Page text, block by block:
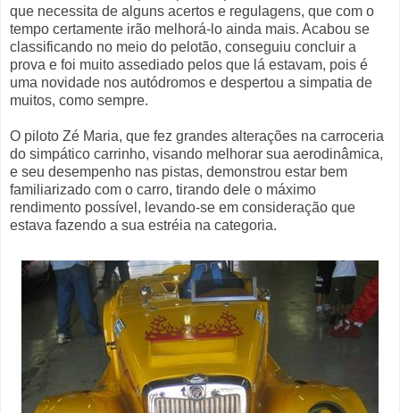
que necessita de alguns acertos e regulagens, que com o
tempo certamente irão melhorá-lo ainda mais. Acabou se
classificando no meio do pelotão, conseguiu concluir a
prova e foi muito assediado pelos que lá estavam, pois é
uma novidade nos autódromos e despertou a simpatia de
muitos, como sempre.
O piloto Zé Maria, que fez grandes alterações na carroceria
do simpático carrinho, visando melhorar sua aerodinâmica,
e seu desempenho nas pistas, demonstrou estar bem
familiarizado com o carro, tirando dele o máximo
rendimento possível, levando-se em consideração que
estava fazendo a sua estréia na categoria.